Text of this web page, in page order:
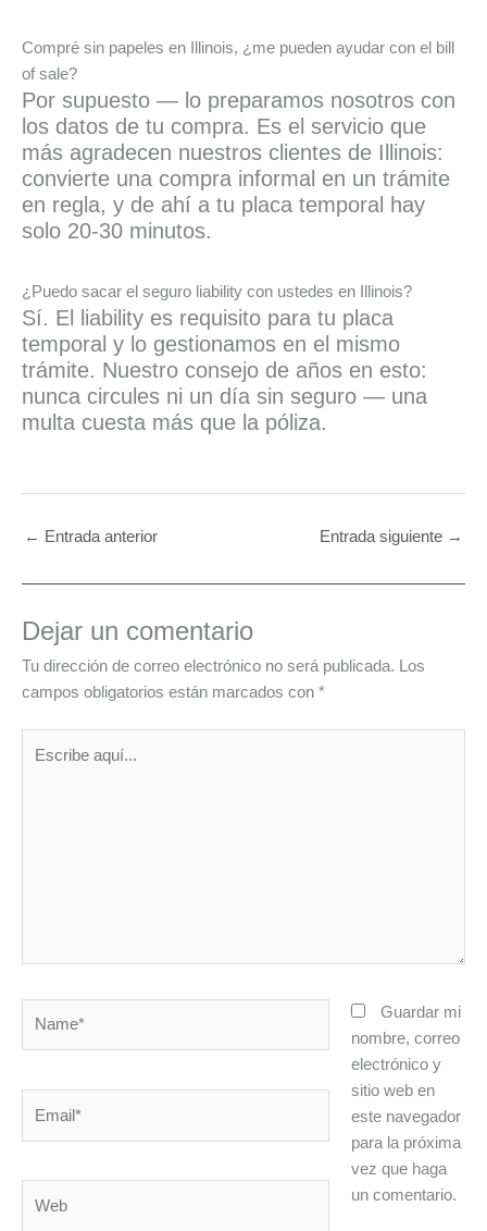
Compré sin papeles en Illinois, ¿me pueden ayudar con el bill
of sale?
Por supuesto — lo preparamos nosotros con
los datos de tu compra. Es el servicio que
más agradecen nuestros clientes de Illinois:
convierte una compra informal en un trámite
en regla, y de ahí a tu placa temporal hay
solo 20-30 minutos.
¿Puedo sacar el seguro liability con ustedes en Illinois?
Sí. El liability es requisito para tu placa
temporal y lo gestionamos en el mismo
trámite. Nuestro consejo de años en esto:
nunca circules ni un día sin seguro — una
multa cuesta más que la póliza.
← Entrada anterior Entrada siguiente →
Dejar un comentario
Tu dirección de correo electrónico no será publicada.
Los
campos obligatorios están marcados con *
Guardar mi
nombre, correo
electrónico y
sitio web en
este navegador
para la próxima
vez que haga
un comentario.